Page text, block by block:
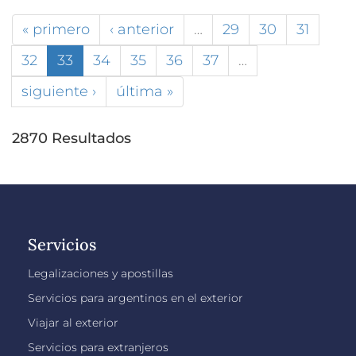
« primero ‹ anterior … 29 30
31
32
33 34 35 36 37
…
siguiente ›
última »
2870 Resultados
Servicios
Legalizaciones y apostillas
Servicios para argentinos en el exterior
Viajar al exterior
Servicios para extranjeros